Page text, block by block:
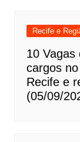
Recife e
10 Vagas
cargos
Recife e
(05/09/